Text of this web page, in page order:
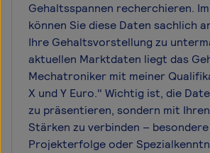
Gehaltsspannen recherchieren.
können Sie diese Daten sachlich
Ihre Gehaltsvorstellung zu
aktuellen Marktdaten liegt das
Mechatroniker mit meiner
X und Y Euro." Wichtig ist, die
zu präsentieren, sondern mit
Stärken zu verbinden –
Projekterfolge oder